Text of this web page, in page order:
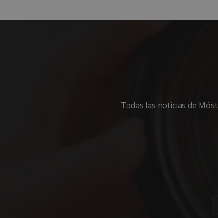
Todas las noticias de
la gestión de